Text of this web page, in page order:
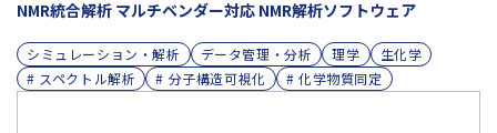
NMR統合解析 マルチベンダー対応 NMR解析ソフトウェア
シミュレーション・解析 データ管理・分析 理学
生化学
# スペクトル解析
# 分子構造可視化 # 化学物質同定